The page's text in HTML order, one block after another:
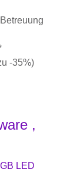
-35%)
,
LED